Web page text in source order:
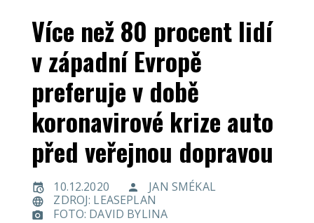
Více než 80 procent lidí
v západní Evropě
preferuje v době
koronavirové krize auto
před veřejnou dopravou
10.12.2020
JAN SMÉKAL
ZDROJ: LEASEPLAN
FOTO: DAVID BYLINA